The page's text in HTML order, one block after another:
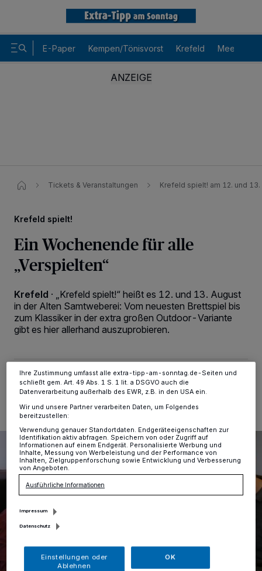
E-Paper Kempen/Tönisvorst Krefeld Meerbusch
Tickets & Veranstaltungen Krefeld spielt! am 12. und 13.
Krefeld spielt!
Ein Wochenende für alle
„Verspielten“
Krefeld · „Krefeld spielt!“ heißt es 12. und 13. August
in der Alten Samtweberei: Vom neuesten Brettspiel bis
zum Klassiker in der extra großen Outdoor-­Variante
gibt es hier allerhand auszuprobieren.
11.08.2023 , 14:49 Uhr Eine Minute Lesezeit
personenbezogene Daten wie Browserdaten oder eindeutige
Kennungen auf Ihrem Gerät zu. Durch Auswahl von OK aktivieren Sie
verarbeiten Daten, um Ihnen Dienste bereitzustellen“ aufgeführten
Zwecke. Wenn Tracker deaktiviert sind, sind manche Inhalte und
Anzeigen möglicherweise nicht mehr so relevant für Sie. Sie können
dieses Menü jederzeit wieder aufrufen, um Ihre Einstellungen zu
ändern oder Ihre Einwilligung zu widerrufen, indem Sie auf den Link
Informationen finden Sie in unserer Datenschutzerklärung.
Ihre Zustimmung umfasst alle extra-tipp-am-sonntag.de-Seiten und
schließt gem. Art. 49 Abs. 1 S. 1 lit. a DSGVO auch die
Datenverarbeitung außerhalb des EWR, z.B. in den USA ein.
Wir und unsere Partner verarbeiten Daten, um Folgendes
bereitzustellen:
Verwendung genauer Standortdaten. Endgeräteeigenschaften zur
Identifikation aktiv abfragen. Speichern von oder Zugriff auf
Informationen auf einem Endgerät. Personalisierte Werbung und
Inhalte, Messung von Werbeleistung und der Performance von
Inhalten, Zielgruppenforschung sowie Entwicklung und Verbesserung
von Angeboten.
Ausführliche Informationen
Impressum
Datenschutz
Einstellungen oder
Ablehnen
OK